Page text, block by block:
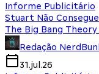
Informe Publicitário
Stuart Não
The Big Bang
Redação
31.jul.26